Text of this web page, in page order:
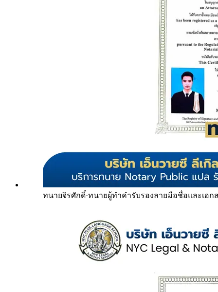
ทนายจิรศักดิ์·ทนายผู้ทำคำรับรองลายมือชื่อและเอก